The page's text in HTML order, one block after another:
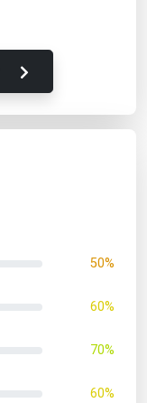
50%
60%
70%
60%